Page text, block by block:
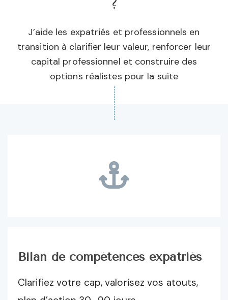
?
J’aide les expatriés et professionnels en
transition à clarifier leur valeur, renforcer leur
capital professionnel et construire des
options réalistes pour la suite
Bilan de compétences expatriés
Clarifiez votre cap, valorisez vos atouts,